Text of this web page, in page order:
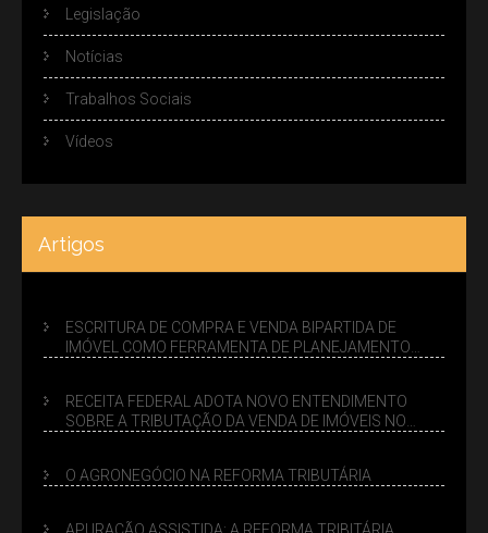
Legislação
Notícias
Trabalhos Sociais
Vídeos
Artigos
ESCRITURA DE COMPRA E VENDA BIPARTIDA DE
IMÓVEL COMO FERRAMENTA DE PLANEJAMENTO
RECEITA FEDERAL ADOTA NOVO ENTENDIMENTO
SOBRE A TRIBUTAÇÃO DA VENDA DE IMÓVEIS NO
O AGRONEGÓCIO NA REFORMA TRIBUTÁRIA
APURAÇÃO ASSISTIDA: A REFORMA TRIBITÁRIA